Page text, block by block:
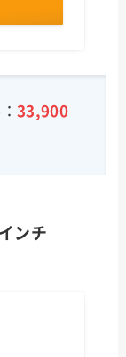
33,900
ンチ